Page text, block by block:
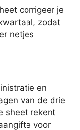
corrigeer je
zodat
netjes
en
van de drie
sheet rekent
voor